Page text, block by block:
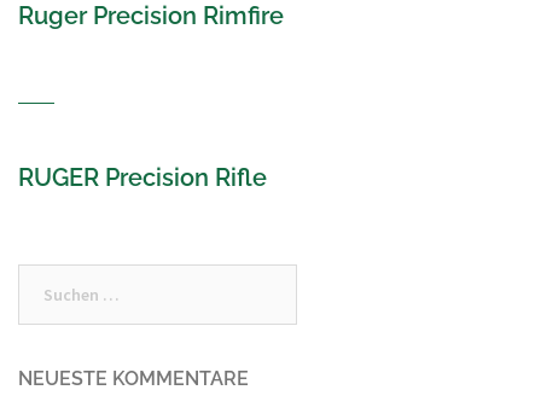
Ruger Precision Rimfire
RUGER Precision Rifle
nach:
NEUESTE KOMMENTARE